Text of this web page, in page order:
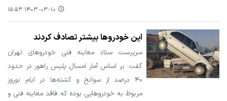
۱۴۰۳-۰۳-۱۰ ۱۵:۵۳
این خودروها بیشتر تصادف کردند
سرپرست ستاد معاینه فنی خودروهای تهران
گفت: بر اساس آمار امسال پلیس راهور در حدود
۴۰ درصد از سوانح و کشته‌ها در ایام نوروز
مربوط به خودروهایی بوده که فاقد معاینه فنی و